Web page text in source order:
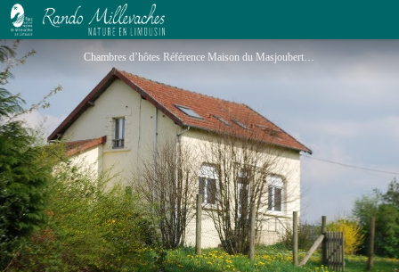
Chambres d’hôtes Référence Maison du Masjoubert
Chambres d’hôtes Référence Maison du Masjoubert_1 - © 2017-Françoise LAHAYE